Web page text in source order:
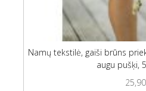
Namų tekstilė, gaiši brūns
augu pušķi,
25,90